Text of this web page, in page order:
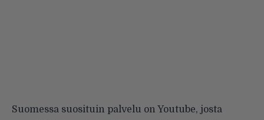
Suomessa suosituin palvelu on Youtube, josta